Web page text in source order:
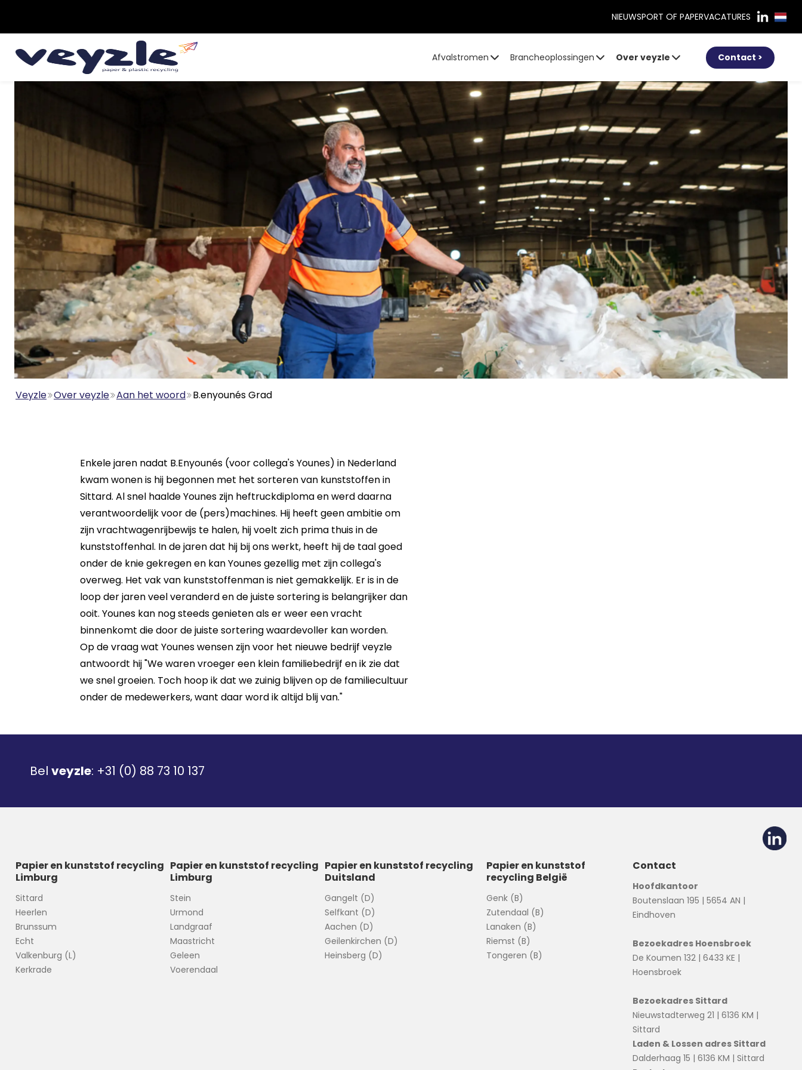
NIEUWSPORT OF PAPERVACATURES
Afvalstromen Brancheoplossingen Over veyzle Contact >
Veyzle Over veyzle Aan het woord B.enyounés Grad
Enkele jaren nadat B.Enyounés (voor collega's Younes) in Nederland
kwam wonen is hij begonnen met het sorteren van kunststoffen in
Sittard. Al snel haalde Younes zijn heftruckdiploma en werd daarna
verantwoordelijk voor de (pers)machines. Hij heeft geen ambitie om
zijn vrachtwagenrijbewijs te halen, hij voelt zich prima thuis in de
kunststoffenhal. In de jaren dat hij bij ons werkt, heeft hij de taal goed
onder de knie gekregen en kan Younes gezellig met zijn collega's
overweg. Het vak van kunststoffenman is niet gemakkelijk. Er is in de
loop der jaren veel veranderd en de juiste sortering is belangrijker dan
ooit. Younes kan nog steeds genieten als er weer een vracht
binnenkomt die door de juiste sortering waardevoller kan worden.
Op de vraag wat Younes wensen zijn voor het nieuwe bedrijf veyzle
antwoordt hij "We waren vroeger een klein familiebedrijf en ik zie dat
we snel groeien. Toch hoop ik dat we zuinig blijven op de familiecultuur
onder de medewerkers, want daar word ik altijd blij van."
Bel veyzle: +31 (0) 88 73 10 137
Papier en kunststof recycling
Limburg
Sittard
Heerlen
Brunssum
Echt
Valkenburg (L)
Kerkrade
Papier en kunststof recycling
Limburg
Stein
Urmond
Landgraaf
Maastricht
Geleen
Voerendaal
Papier en kunststof recycling
Duitsland
Gangelt (D)
Selfkant (D)
Aachen (D)
Geilenkirchen (D)
Heinsberg (D)
Papier en kunststof
recycling België
Genk (B)
Zutendaal (B)
Lanaken (B)
Riemst (B)
Tongeren (B)
Contact
Hoofdkantoor
Boutenslaan 195 | 5654 AN |
Eindhoven
Bezoekadres Hoensbroek
De Koumen 132 | 6433 KE |
Hoensbroek
Bezoekadres Sittard
Nieuwstadterweg 21 | 6136 KM |
Sittard
Laden & Lossen adres Sittard
Dalderhaag 15 | 6136 KM | Sittard